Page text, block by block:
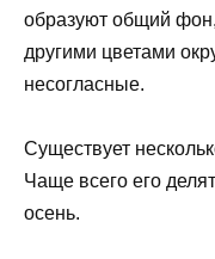
образуют общий
другими цветами
несогласные.
Существует
Чаще всего его
осень.